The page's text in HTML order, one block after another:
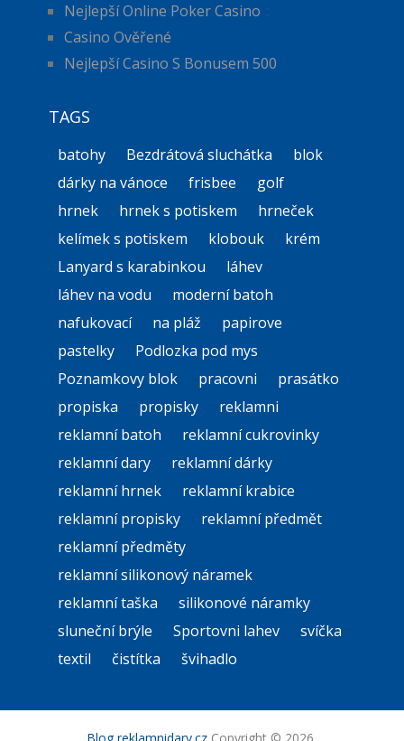
Nejlepší Online Poker Casino
Casino Ověřené
Nejlepší Casino S Bonusem 500
TAGS
batohy Bezdrátová sluchátka
blok
dárky na vánoce
frisbee
golf
hrnek
hrnek s potiskem
hrneček
kelímek s potiskem
klobouk
krém
Lanyard s karabinkou
láhev
láhev na vodu
moderní batoh
nafukovací
na pláž
papirove
pastelky
Podlozka pod mys
Poznamkovy blok
pracovni
prasátko
propiska
propisky
reklamni
reklamní batoh
reklamní cukrovinky
reklamní dary
reklamní dárky
reklamní hrnek
reklamní krabice
reklamní propisky
reklamní předmět
reklamní předměty
reklamní silikonový náramek
reklamní taška
silikonové náramky
sluneční brýle
Sportovni lahev
svíčka
textil
čistítka švihadlo